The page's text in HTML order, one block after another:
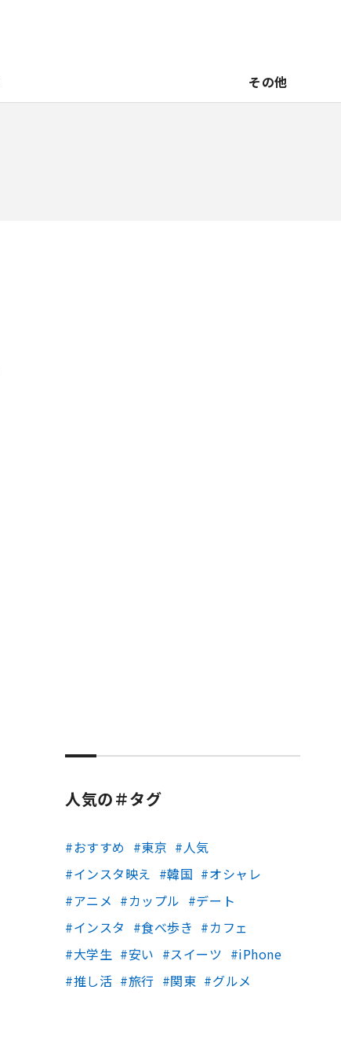
その他
人気の＃タグ
おすすめ 東京
人気
インスタ映え
韓国
オシャレ
アニメ
カップル
デート
インスタ
食べ歩き
カフェ
大学生
安い スイーツ
iPhone
推し活
旅行 関東 グルメ